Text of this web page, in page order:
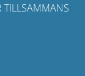
TILLSAMMANS